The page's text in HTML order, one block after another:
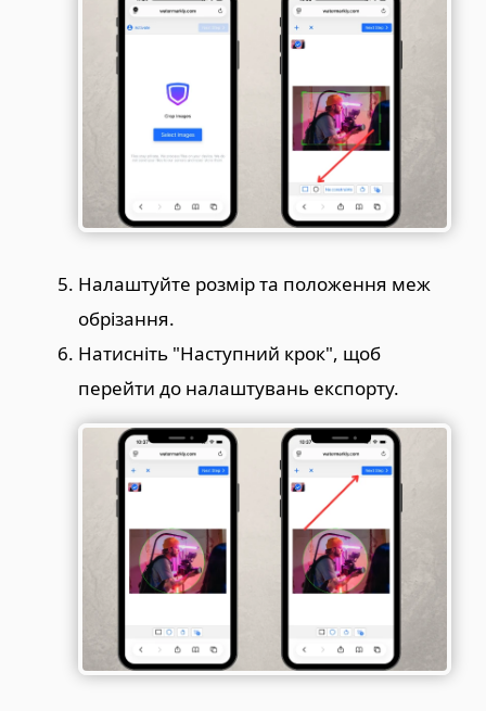
Налаштуйте розмір та положення меж
обрізання.
Натисніть "Наступний крок", щоб
перейти до налаштувань експорту.